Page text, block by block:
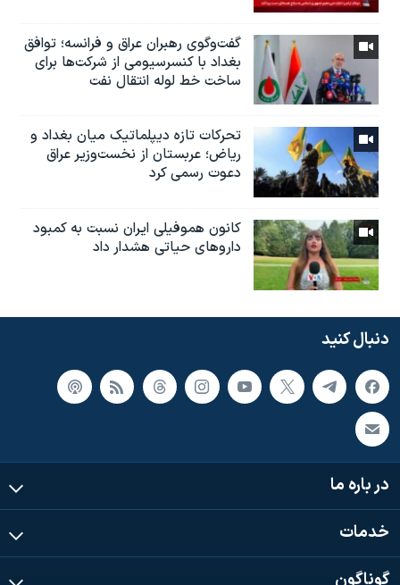
گفت‌وگوی رهبران عراق و فرانسه؛ توافق
بغداد با کنسرسیومی از شرکت‌ها برای
ساخت خط لوله انتقال نفت
تحرکات تازه دیپلماتیک میان بغداد و
ریاض؛ عربستان از نخست‌وزیر عراق
دعوت رسمی کرد
کانون هموفیلی ایران نسبت به کمبود
داروهای حیاتی هشدار داد
دنبال کنید
در باره ما
خدمات
گوناگون